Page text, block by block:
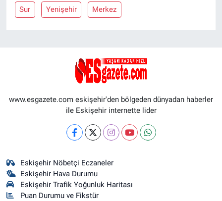
Sur Yenişehir Merkez
www.esgazete.com eskişehir'den bölgeden dünyadan haberler
ile Eskişehir internette lider
Eskişehir Nöbetçi Eczaneler
Eskişehir Hava Durumu
Eskişehir Trafik Yoğunluk Haritası
Puan Durumu ve Fikstür